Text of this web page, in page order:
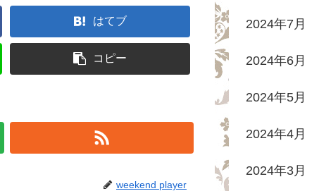
はてブ
コピー
weekend player
2024年7月
2024年6月
2024年5月
2024年4月
2024年3月